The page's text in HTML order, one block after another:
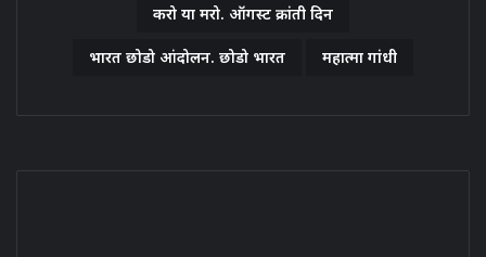
करो या मरो. ऑगस्ट क्रांती दिन
भारत छोडो आंदोलन. छोडो भारत महात्मा गांधी